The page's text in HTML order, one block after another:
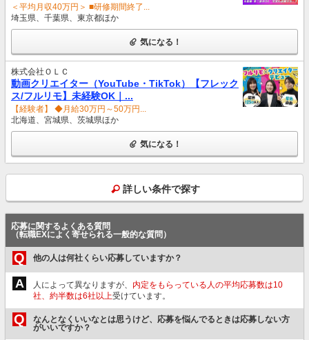
＜平均月収40万円＞ ■研修期間終了...
埼玉県、千葉県、東京都ほか
気になる！
株式会社ＯＬＣ
動画クリエイター（YouTube・TikTok）【フレック
ス/フルリモ】未経験OK｜...
【経験者】 ◆月給30万円～50万円...
北海道、宮城県、茨城県ほか
気になる！
詳しい条件で探す
応募に関するよくある質問
（転職EXによく寄せられる一般的な質問）
Q 他の人は何社くらい応募していますか？
A 人によって異なりますが、 内定をもらっている人の平均応募数は10
社、約半数は6社以上受けています。
Q
なんとなくいいなとは思うけど、応募を悩んでるときは応募しない方
がいいですか？